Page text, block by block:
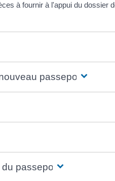
à fournir à l'appui du dossier
passeport ?
passeport ?